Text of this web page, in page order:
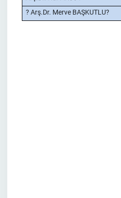
? Arş.Dr. Merve BAŞKUTLU?